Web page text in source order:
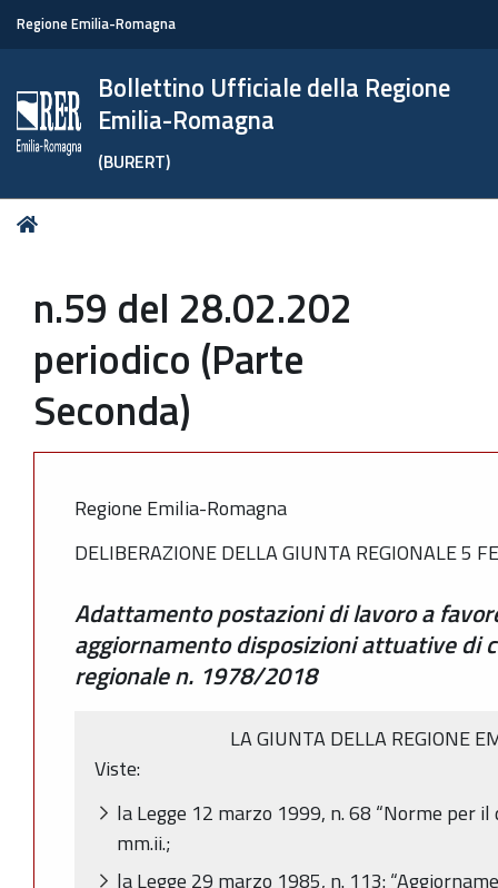
Regione Emilia-Romagna
Bollettino Ufficiale della Regione
Emilia-Romagna
(BURERT)
Tu
n.59 del 28.02.202
periodico (Parte
Seconda)
Regione Emilia-Romagna
DELIBERAZIONE DELLA GIUNTA REGIONALE 5
Adattamento postazioni di lavoro a
aggiornamento disposizioni attuative di
regionale n. 1978/2018
LA GIUNTA DELLA REGIONE
Viste:
la Legge 12 marzo 1999, n. 68 “Norme per
mm.ii.;
la Legge 29 marzo 1985, n. 113: